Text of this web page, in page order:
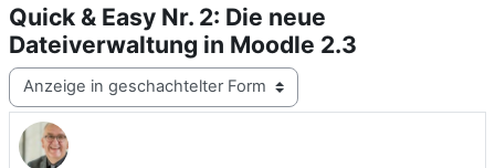
Quick & Easy Nr. 2: Die neue
Dateiverwaltung in Moodle 2.3
Anzeigemodus